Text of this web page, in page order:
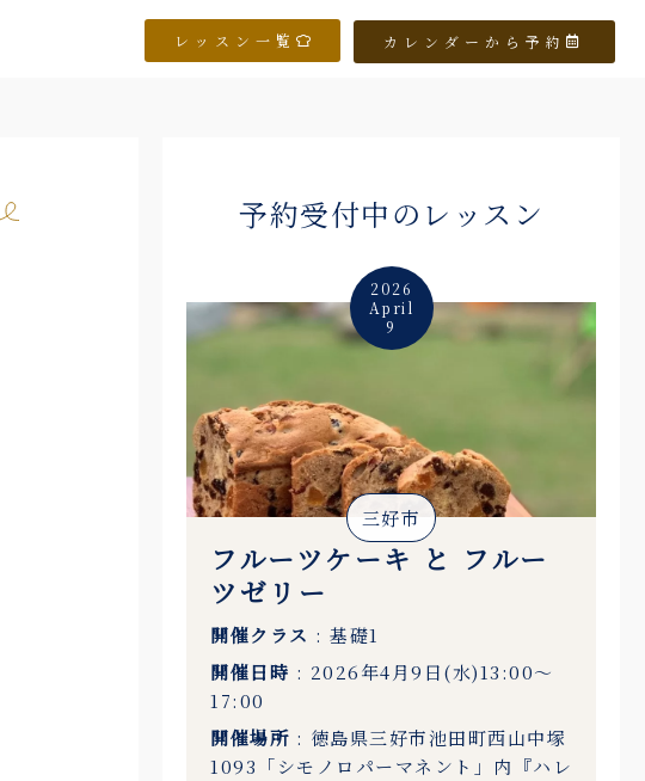
レッスン一覧 カレンダーから予約
予約受付中のレッスン
2026
April
9
三好市
フルーツケーキ と フルー
ツゼリー
開催クラス : 基礎1
開催日時 : 2026年4月9日(水)13:00〜
17:00
開催場所 : 徳島県三好市池田町西山中塚
1093「シモノロパーマネント」内『ハレ